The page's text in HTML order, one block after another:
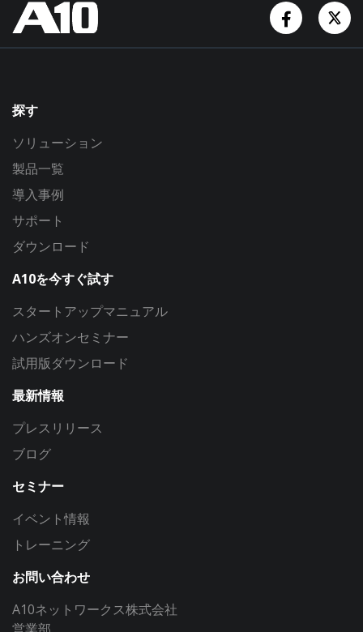
探す
ソリューション
製品一覧
導入事例
サポート
ダウンロード
A10を今すぐ試す
スタートアップマニュアル
ハンズオンセミナー
試用版ダウンロード
最新情報
プレスリリース
ブログ
セミナー
イベント情報
トレーニング
お問い合わせ
A10ネットワークス株式会社